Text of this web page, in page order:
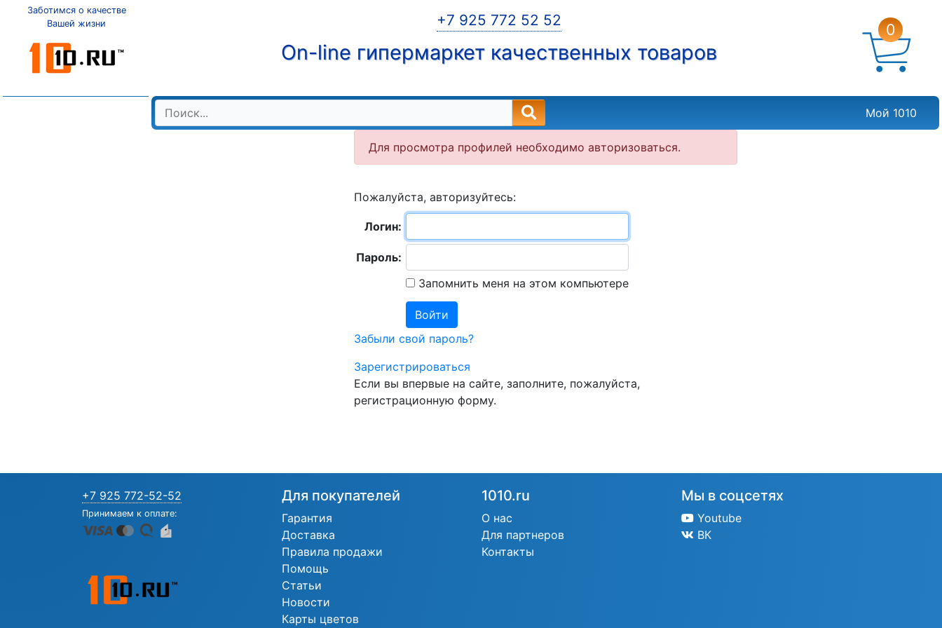
Заботимся о качестве
Вашей жизни
+7 925 772 52 52
On-line гипермаркет качественных товаров
0
Мой 1010
Для просмотра профилей необходимо авторизоваться.
Пожалуйста, авторизуйтесь:
Логин:
Пароль:
Запомнить меня на этом компьютере
Забыли свой пароль?
Зарегистрироваться
Если вы впервые на сайте, заполните, пожалуйста,
регистрационную форму.
+7 925 772-52-52
Принимаем к оплате:
Для покупателей
Гарантия
Доставка
Правила продажи
Помощь
Статьи
Новости
Карты цветов
1010.ru
О нас
Для партнеров
Контакты
Мы в соцсетях
Youtube
ВК